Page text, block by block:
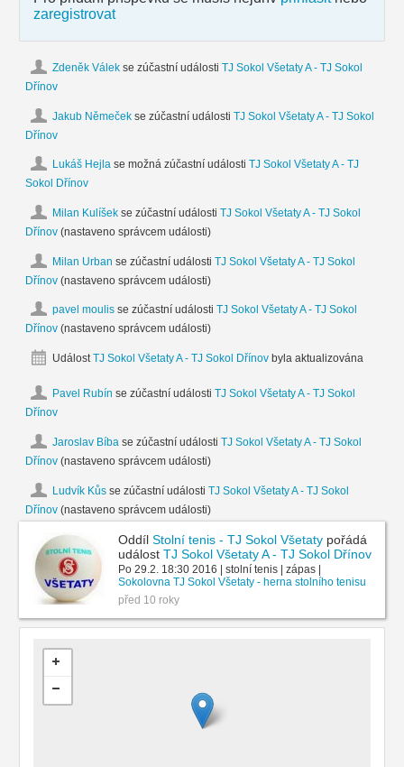
zaregistrovat
Zdeněk Válek se zúčastní události TJ Sokol Všetaty A - TJ Sokol
Dřínov
Jakub Němeček se zúčastní události TJ Sokol Všetaty A - TJ Sokol
Dřínov
Lukáš Hejla se možná zúčastní události TJ Sokol Všetaty A - TJ
Sokol Dřínov
Milan Kulíšek se zúčastní události TJ Sokol Všetaty A - TJ Sokol
Dřínov (nastaveno správcem události)
Milan Urban se zúčastní události TJ Sokol Všetaty A - TJ Sokol
Dřínov (nastaveno správcem události)
pavel moulis se zúčastní události TJ Sokol Všetaty A - TJ Sokol
Dřínov (nastaveno správcem události)
Událost TJ Sokol Všetaty A - TJ Sokol Dřínov byla aktualizována
Pavel Rubín se zúčastní události TJ Sokol Všetaty A - TJ Sokol
Dřínov
Jaroslav Bíba se zúčastní události TJ Sokol Všetaty A - TJ Sokol
Dřínov (nastaveno správcem události)
Ludvík Kůs se zúčastní události TJ Sokol Všetaty A - TJ Sokol
Dřínov (nastaveno správcem události)
Oddíl Stolní tenis - TJ Sokol Všetaty pořádá
událost TJ Sokol Všetaty A - TJ Sokol Dřínov
Po 29.2. 18:30 2016 | stolní tenis | zápas |
Sokolovna TJ Sokol Všetaty - herna stolního tenisu
před 10 roky